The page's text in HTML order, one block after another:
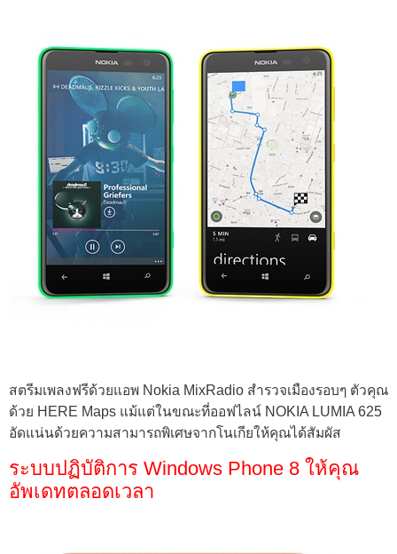
สตรีมเพลงฟรีด้วยแอพ Nokia MixRadio สำรวจเมืองรอบๆ ตัวคุณ
ด้วย HERE Maps แม้แต่ในขณะที่ออฟไลน์ NOKIA LUMIA 625
อัดแน่นด้วยความสามารถพิเศษจากโนเกียให้คุณได้สัมผัส
ระบบปฏิบัติการ Windows Phone 8 ให้คุณ
อัพเดทตลอดเวลา